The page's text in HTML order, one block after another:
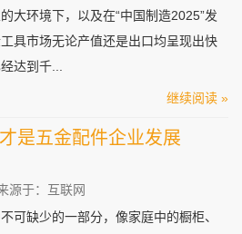
大环境下，以及在“中国制造2025”发
具市场无论产值还是出口均呈现出快
达到千...
继续阅读 »
是五金配件企业发展
源于：互联网
可缺少的一部分，像家庭中的橱柜、